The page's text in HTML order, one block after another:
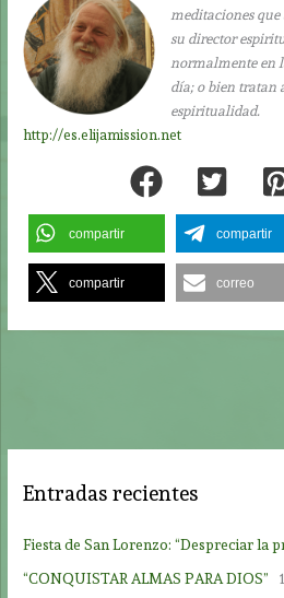
meditaciones
su director
normalmente en
día; o bien tratan
espiritualidad.
http://es.elijamission.net
compartir compartir
compartir correo
Entradas recientes
Fiesta de San Lorenzo: “Despreciar la
“CONQUISTAR ALMAS PARA DIOS”